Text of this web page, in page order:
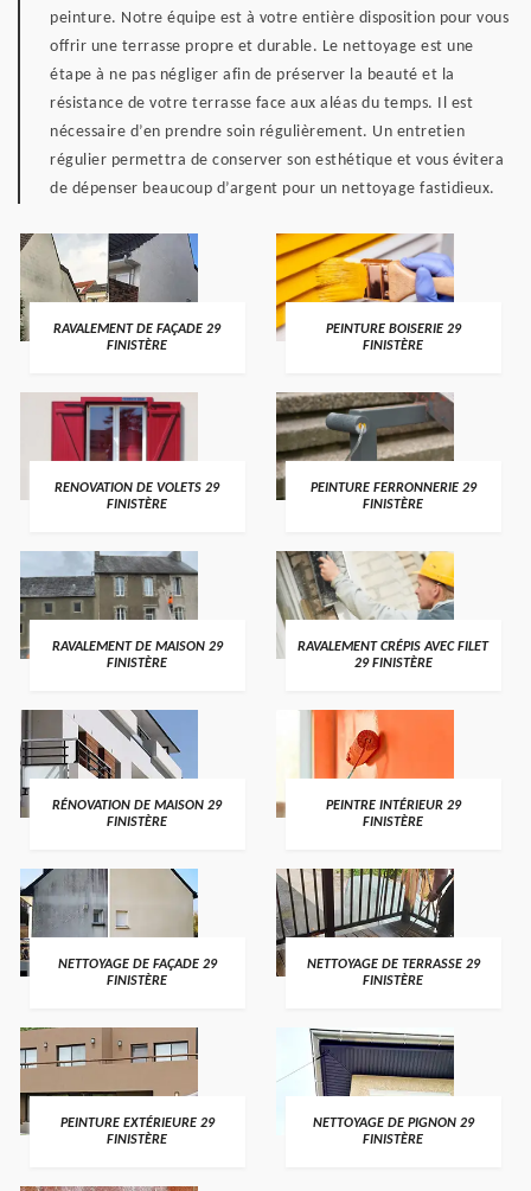
peinture. Notre équipe est à votre entière disposition pour vous
offrir une terrasse propre et durable. Le nettoyage est une
étape à ne pas négliger afin de préserver la beauté et la
résistance de votre terrasse face aux aléas du temps. Il est
nécessaire d’en prendre soin régulièrement. Un entretien
régulier permettra de conserver son esthétique et vous évitera
de dépenser beaucoup d’argent pour un nettoyage fastidieux.
RAVALEMENT DE FAÇADE 29
FINISTÈRE
PEINTURE BOISERIE 29
FINISTÈRE
RENOVATION DE VOLETS 29
FINISTÈRE
PEINTURE FERRONNERIE 29
FINISTÈRE
RAVALEMENT DE MAISON 29
FINISTÈRE
RAVALEMENT CRÉPIS AVEC FILET
29 FINISTÈRE
RÉNOVATION DE MAISON 29
FINISTÈRE
PEINTRE INTÉRIEUR 29
FINISTÈRE
NETTOYAGE DE FAÇADE 29
FINISTÈRE
NETTOYAGE DE TERRASSE 29
FINISTÈRE
PEINTURE EXTÉRIEURE 29
FINISTÈRE
NETTOYAGE DE PIGNON 29
FINISTÈRE